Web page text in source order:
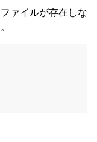
ァイルが存在しな